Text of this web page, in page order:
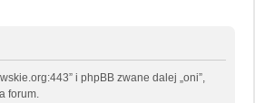
i phpBB zwane dalej „oni”,
forum.